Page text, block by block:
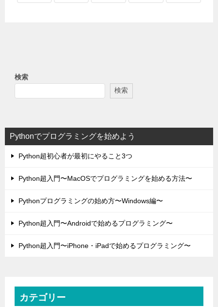
検索
検索
Pythonでプログラミングを始めよう
Python超初心者が最初にやること3つ
Python超入門〜MacOSでプログラミングを始める方法〜
Pythonプログラミングの始め方〜Windows編〜
Python超入門〜Androidで始めるプログラミング〜
Python超入門〜iPhone・iPadで始めるプログラミング〜
カテゴリー